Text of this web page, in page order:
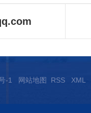
-1 网站地图 RSS XML